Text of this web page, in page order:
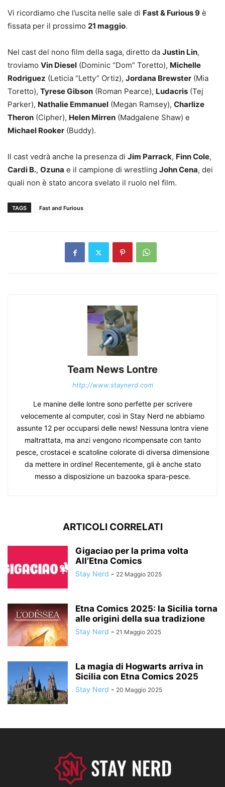
Vi ricordiamo che l’uscita nelle sale di Fast & Furious 9 è
fissata per il prossimo 21 maggio.
Nel cast del nono film della saga, diretto da Justin Lin,
troviamo Vin Diesel (Dominic “Dom” Toretto), Michelle
Rodriguez (Leticia “Letty” Ortiz), Jordana Brewster (Mia
Toretto), Tyrese Gibson (Roman Pearce), Ludacris (Tej
Parker), Nathalie Emmanuel (Megan Ramsey), Charlize
Theron (Cipher), Helen Mirren (Madgalene Shaw) e
Michael Rooker (Buddy).
Il cast vedrà anche la presenza di Jim Parrack, Finn Cole,
Cardi B., Ozuna e il campione di wrestling John Cena, dei
quali non è stato ancora svelato il ruolo nel film.
TAGS Fast and Furious
Team News Lontre
http://www.staynerd.com
Le manine delle lontre sono perfette per scrivere
velocemente al computer, così in Stay Nerd ne abbiamo
assunte 12 per occuparsi delle news! Nessuna lontra viene
maltrattata, ma anzi vengono ricompensate con tanto
pesce, crostacei e scatoline colorate di diversa dimensione
da mettere in ordine! Recentemente, gli è anche stato
messo a disposizione un bazooka spara-pesce.
ARTICOLI CORRELATI
Gigaciao per la prima volta
All’Etna Comics
Stay Nerd - 22 Maggio 2025
Etna Comics 2025: la Sicilia torna
alle origini della sua tradizione
Stay Nerd - 21 Maggio 2025
La magia di Hogwarts arriva in
Sicilia con Etna Comics 2025
Stay Nerd - 20 Maggio 2025